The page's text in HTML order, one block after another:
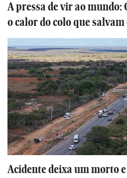
A pressa de vir ao mundo:
o calor do colo que salvam
Acidente deixa um morto